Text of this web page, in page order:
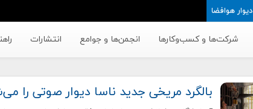
دیوار هوافضا
شرکت‌ها و کسب‌وکار‌ها انجمن‌ها و جوامع انتشارات
بالگرد مریخی جدید ناسا دیوار صوتی را